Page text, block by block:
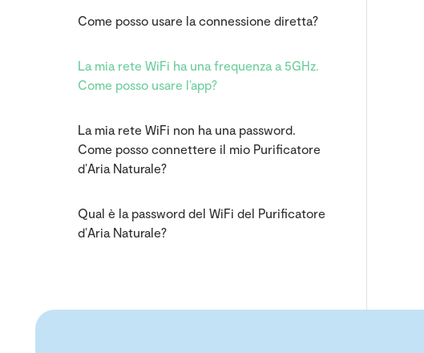
Come posso usare la connessione diretta?
La mia rete WiFi ha una frequenza a 5GHz.
Come posso usare l’app?
La mia rete WiFi non ha una password.
Come posso connettere il mio Purificatore
d’Aria Naturale?
Qual è la password del WiFi del Purificatore
d’Aria Naturale?